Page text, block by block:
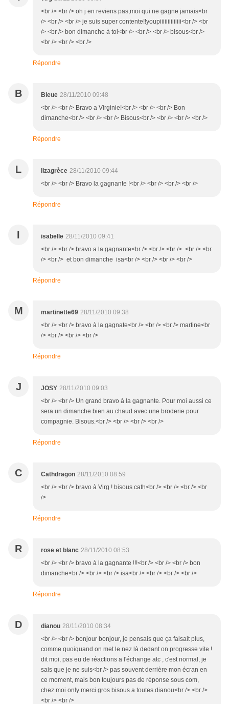
<br /> <br /> oh j en reviens pas,moi qui ne gagne jamais<br
/> <br /> <br /> je suis super contente!!youpiiiiiiiiiiiiii<br /> <br
/> <br /> bon dimanche à toi<br /> <br /> <br /> bisous<br />
<br /> <br /> <br />
Répondre
B Bleue 28/11/2010 09:48
<br /> <br /> Bravo a Virginie!<br /> <br /> <br /> Bon
dimanche<br /> <br /> <br /> Bisous<br /> <br /> <br /> <br />
Répondre
L lizagrèce 28/11/2010 09:44
<br /> <br /> Bravo la gagnante !<br /> <br /> <br /> <br />
Répondre
I isabelle 28/11/2010 09:41
<br /> <br /> bravo a la gagnante<br /> <br /> <br /> <br /> <br
/> <br /> et bon dimanche isa<br /> <br /> <br /> <br />
Répondre
M martinette69 28/11/2010 09:38
<br /> <br /> bravo à la gagnate<br /> <br /> <br /> martine<br
/> <br /> <br /> <br />
Répondre
J JOSY 28/11/2010 09:03
<br /> <br /> Un grand bravo à la gagnante. Pour moi aussi ce
sera un dimanche bien au chaud avec une broderie pour
compagnie. Bisous.<br /> <br /> <br /> <br />
Répondre
C Cathdragon 28/11/2010 08:59
<br /> <br /> bravo à Virg ! bisous cath<br /> <br /> <br /> <br
/>
Répondre
R rose et blanc 28/11/2010 08:53
<br /> <br /> bravo à la gagnante !!!<br /> <br /> <br /> bon
dimanche<br /> <br /> <br /> isa<br /> <br /> <br /> <br />
Répondre
D dianou 28/11/2010 08:34
<br /> <br /> bonjour bonjour, je pensais que ça faisait plus,
comme quoiquand on met le nez là dedant on progresse vite !
dit moi, pas eu de réactions a l'échange atc , c'est normal, je
sais que je ne suis<br /> pas souvent derrière mon écran en
ce moment, mais bon toujours pas de réponse sous com,
chez moi only merci gros bisous a toutes dianou<br /> <br />
<br /> <br />